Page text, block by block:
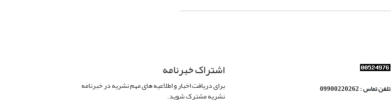
تلفن تماس : 09900220262
اشتراک خبرنامه
برای دریافت اخبار و اطلاعیه های مهم نشریه در خبرنامه
نشریه مشترک شوید.